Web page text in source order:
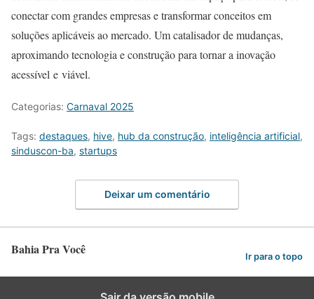
conectar com grandes empresas e transformar conceitos em
soluções aplicáveis ao mercado. Um catalisador de mudanças,
aproximando tecnologia e construção para tornar a inovação
acessível e viável.
Categorias: Carnaval 2025
Tags: destaques, hive, hub da construção, inteligência artificial,
sinduscon-ba, startups
Deixar um comentário
Bahia Pra Você Ir para o topo